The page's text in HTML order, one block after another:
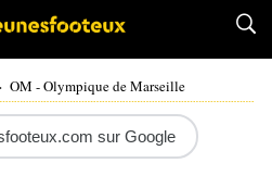
OM - Olympique de Marseille
sur Google